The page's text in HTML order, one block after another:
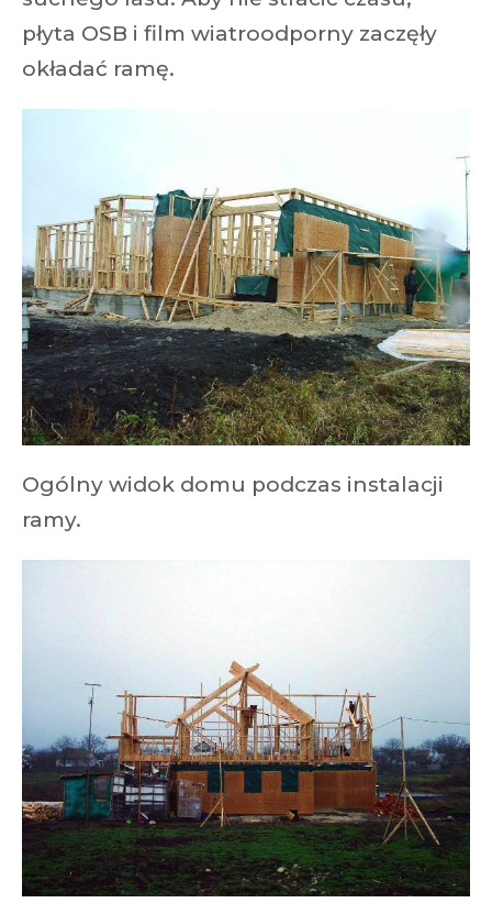
płyta OSB i film wiatroodporny zaczęły
okładać ramę.
Ogólny widok domu podczas instalacji
ramy.